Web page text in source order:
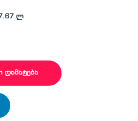
ლ
quantity
დამატება